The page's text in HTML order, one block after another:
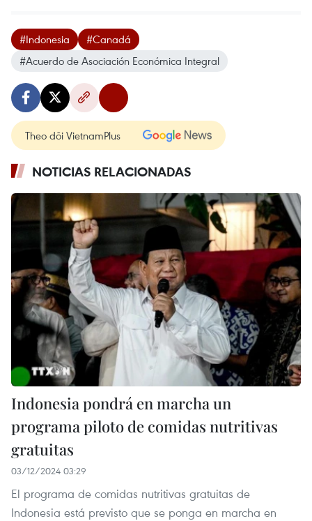
#Indonesia
#Canadá
#Acuerdo de Asociación Económica Integral
Theo dõi VietnamPlus
NOTICIAS RELACIONADAS
Indonesia pondrá en marcha un
programa piloto de comidas nutritivas
gratuitas
03/12/2024 03:29
El programa de comidas nutritivas gratuitas de
Indonesia está previsto que se ponga en marcha en